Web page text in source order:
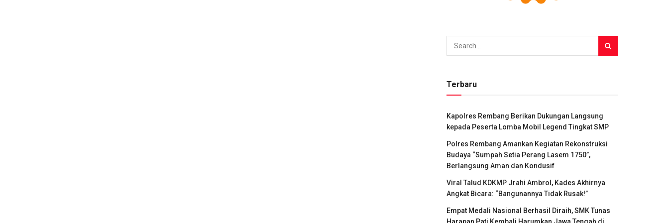
Terbaru
Kapolres Rembang Berikan Dukungan Langsung
kepada Peserta Lomba Mobil Legend Tingkat SMP
Polres Rembang Amankan Kegiatan Rekonstruksi
Budaya “Sumpah Setia Perang Lasem 1750”,
Berlangsung Aman dan Kondusif
Viral Talud KDKMP Jrahi Ambrol, Kades Akhirnya
Angkat Bicara: “Bangunannya Tidak Rusak!”
Empat Medali Nasional Berhasil Diraih, SMK Tunas